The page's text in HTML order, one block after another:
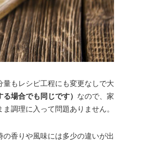
量もレシピ工程にも変更なしで大
場合でも同じです） なので、家
調理に入って問題ありません。
香りや風味には多少の違いが出